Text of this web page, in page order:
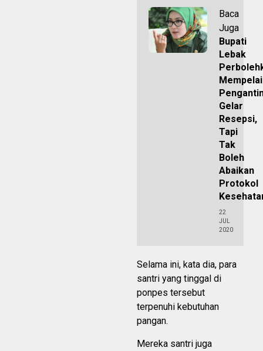
Baca
Juga
Bupati
Lebak
Mempelai
Gelar
Resepsi,
Tapi
Tak
Boleh
Abaikan
Protokol
22
JUL
2020
Selama ini, kata dia, para
santri yang tinggal di
ponpes tersebut
terpenuhi kebutuhan
pangan.
Mereka santri juga